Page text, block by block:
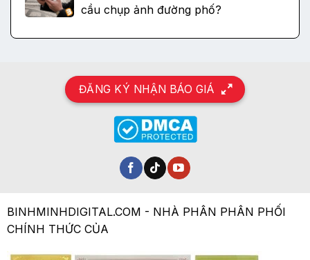
cầu chụp ảnh đường phố?
ĐĂNG KÝ NHẬN BÁO GIÁ
BINHMINHDIGITAL.COM - NHÀ PHÂN PHÂN PHỐI
CHÍNH THỨC CỦA